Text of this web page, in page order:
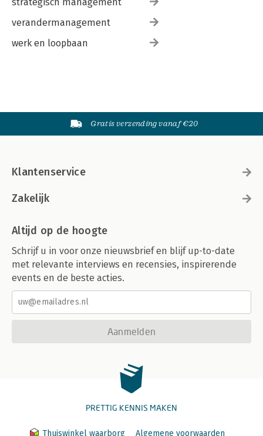
verandermanagement
werk en loopbaan
Gratis verzending vanaf €20
Klantenservice
Zakelijk
Altijd op de hoogte
Schrijf u in voor onze nieuwsbrief en blijf up-to-date
met relevante interviews en recensies, inspirerende
events en de beste acties.
Aanmelden
PRETTIG KENNIS MAKEN
Thuiswinkel waarborg Algemene voorwaarden